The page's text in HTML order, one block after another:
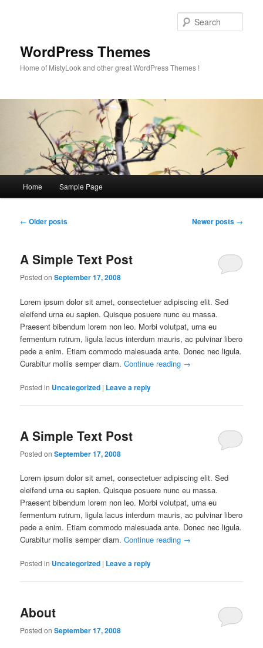
WordPress Themes
Home of MistyLook and other great WordPress Themes !
Skip
content
Skip
content
Home Sample Page
Post
← Older posts Newer posts →
A Simple Text Post
Posted onSeptember 17, 2008
Lorem ipsum dolor sit amet, consectetuer adipiscing elit. Sed
eleifend urna eu sapien. Quisque posuere nunc eu massa.
Praesent bibendum lorem non leo. Morbi volutpat, urna eu
fermentum rutrum, ligula lacus interdum mauris, ac pulvinar libero
pede a enim. Etiam commodo malesuada ante. Donec nec ligula.
Curabitur mollis semper diam.Continue reading →
Posted in Uncategorized | Leave a reply
A Simple Text Post
Posted onSeptember 17, 2008
Lorem ipsum dolor sit amet, consectetuer adipiscing elit. Sed
eleifend urna eu sapien. Quisque posuere nunc eu massa.
Praesent bibendum lorem non leo. Morbi volutpat, urna eu
fermentum rutrum, ligula lacus interdum mauris, ac pulvinar libero
pede a enim. Etiam commodo malesuada ante. Donec nec ligula.
Curabitur mollis semper diam.Continue reading →
Posted in Uncategorized | Leave a reply
About
Posted onSeptember 17, 2008